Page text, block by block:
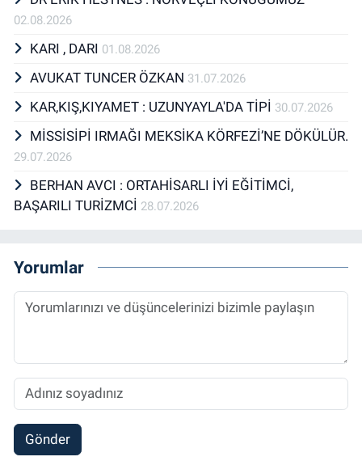
02.08.2026
KARI , DARI 01.08.2026
AVUKAT TUNCER ÖZKAN 31.07.2026
KAR,KIŞ,KIYAMET : UZUNYAYLA'DA TİPİ 30.07.2026
MİSSİSİPİ IRMAĞI MEKSİKA KÖRFEZİ’NE DÖKÜLÜR.
29.07.2026
BERHAN AVCI : ORTAHİSARLI İYİ EĞİTİMCİ,
BAŞARILI TURİZMCİ 28.07.2026
Yorumlar
Gönder